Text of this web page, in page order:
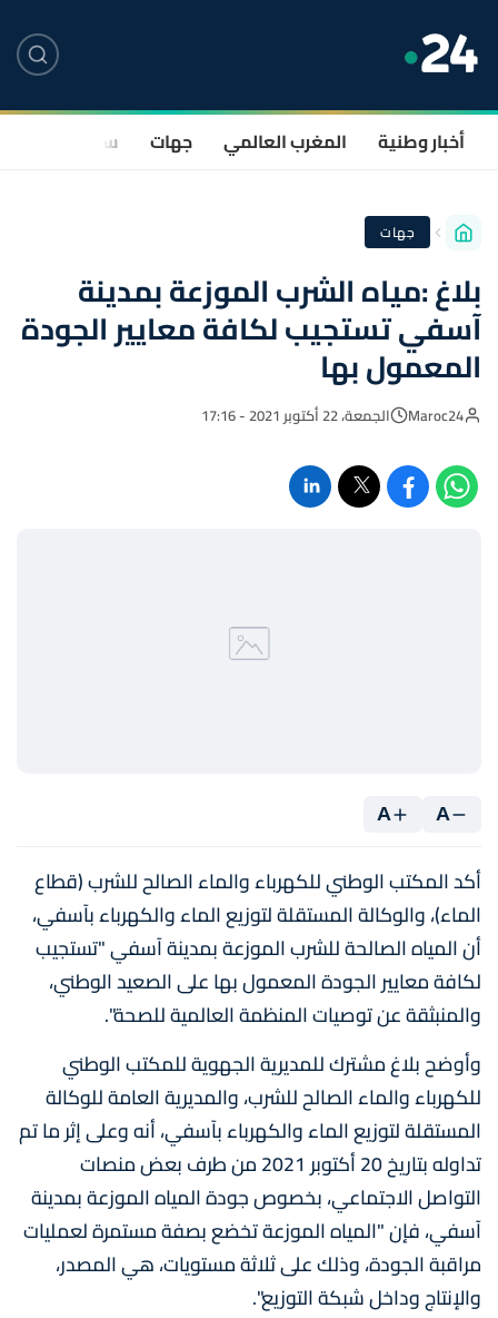
أخبار وطنية المغرب العالمي جهات سياسة
جهات
بلاغ :مياه الشرب الموزعة بمدينة
آسفي تستجيب لكافة معايير الجودة
المعمول بها
Maroc24 الجمعة، 22 أكتوبر 2021 - 17:16
A
A
أكد المكتب الوطني للكهرباء والماء الصالح للشرب (قطاع
الماء)، والوكالة المستقلة لتوزيع الماء والكهرباء بآسفي،
أن المياه الصالحة للشرب الموزعة بمدينة آسفي "تستجيب
لكافة معايير الجودة المعمول بها على الصعيد الوطني،
والمنبثقة عن توصيات المنظمة العالمية للصحة".
وأوضح بلاغ مشترك للمديرية الجهوية للمكتب الوطني
للكهرباء والماء الصالح للشرب، والمديرية العامة للوكالة
المستقلة لتوزيع الماء والكهرباء بآسفي، أنه وعلى إثر ما تم
تداوله بتاريخ 20 أكتوبر 2021 من طرف بعض منصات
التواصل الاجتماعي، بخصوص جودة المياه الموزعة بمدينة
آسفي، فإن "المياه الموزعة تخضع بصفة مستمرة لعمليات
مراقبة الجودة، وذلك على ثلاثة مستويات، هي المصدر،
والإنتاج وداخل شبكة التوزيع".